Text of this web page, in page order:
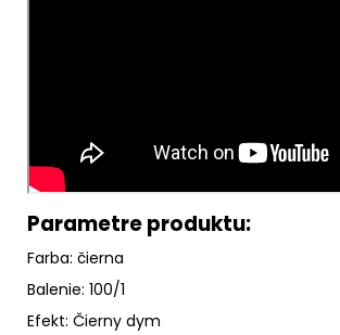
Parametre produktu:
Farba: čierna
Balenie: 100/1
Efekt: Čierny dym